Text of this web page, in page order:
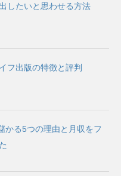
したいと思わせる方法
フ出版の特徴と評判
かる5つの理由と月収をフ